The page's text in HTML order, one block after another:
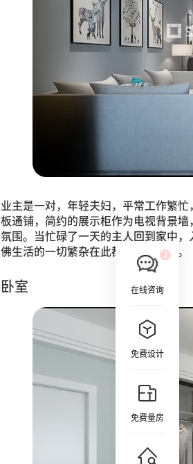
在线咨询
免费设计
免费量房
业主是一对，年轻夫妇，平常工作繁
板通铺，简约的展示柜作为电视背景
氛围。当忙碌了一天的主人回到家中
佛生活的一切繁杂在此都能得到释放。
卧室